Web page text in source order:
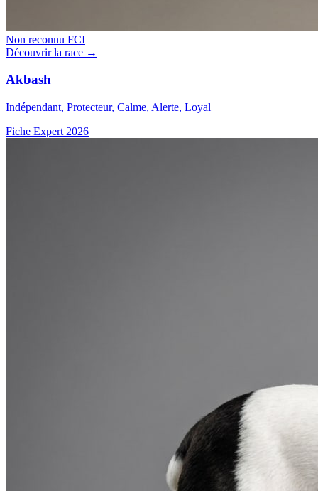
Non reconnu FCI
Découvrir la race →
Akbash
Indépendant, Protecteur, Calme, Alerte, Loyal
Fiche Expert 2026